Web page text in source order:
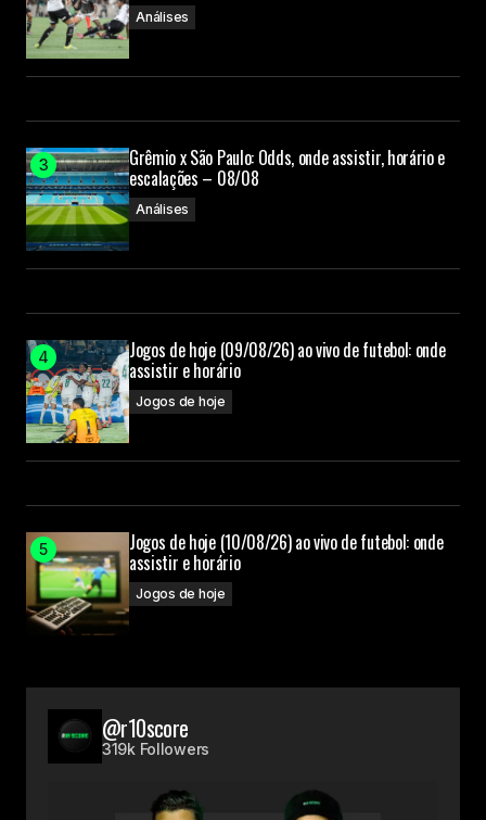
Análises
Grêmio x São Paulo: Odds, onde assistir, horário e
escalações – 08/08
Análises
Jogos de hoje (09/08/26) ao vivo de futebol: onde
assistir e horário
Jogos de hoje
Jogos de hoje (10/08/26) ao vivo de futebol: onde
assistir e horário
Jogos de hoje
@r10score
319k Followers